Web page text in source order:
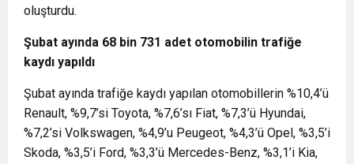
oluşturdu.
Şubat ayında 68 bin 731 adet otomobilin trafiğe
kaydı yapıldı
Şubat ayında trafiğe kaydı yapılan otomobillerin %10,4’ü
Renault, %9,7’si Toyota, %7,6’sı Fiat, %7,3’ü Hyundai,
%7,2’si Volkswagen, %4,9’u Peugeot, %4,3’ü Opel, %3,5’i
Skoda, %3,5’i Ford, %3,3’ü Mercedes-Benz, %3,1’i Kia,